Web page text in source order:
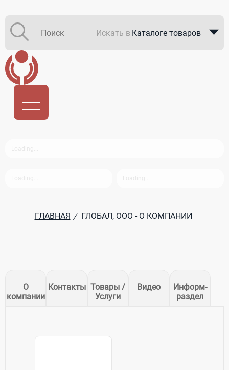
Искать в Каталоге товаров
ГЛАВНАЯ / ГЛОБАЛ, ООО - О КОМПАНИИ
О
компании
Контакты Товары /
Услуги
Видео
Информ-
раздел